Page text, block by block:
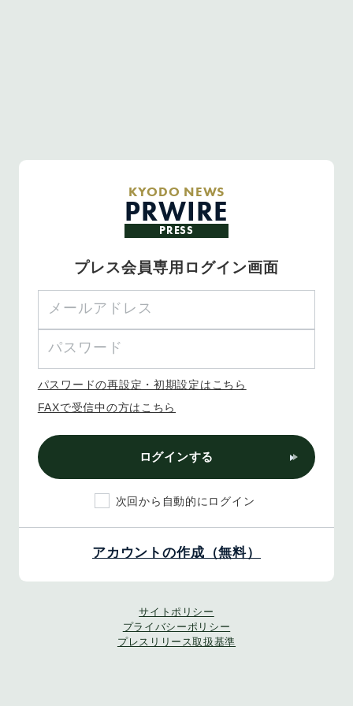
KYODO NEWS
PRWIRE
PRESS
プレス会員専用ログイン画面
パスワードの再設定・初期設定はこちら
FAXで受信中の方はこちら
ログインする
次回から自動的にログイン
アカウントの作成（無料）
サイトポリシー
プライバシーポリシー
プレスリリース取扱基準